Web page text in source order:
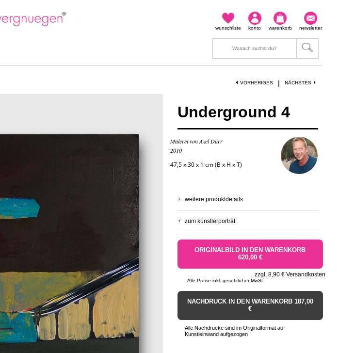
newsletter
warenkorb
konto
wunschliste
NÄCHSTES
|
VORHERIGES
Underground 4
Malerei von Axel Dürr
2010
47,5 x 30 x 1 cm (B x H x T)
+ weitere produktdetails
+ zum künstlerporträt
ORIGINALBILD IN DEN WARENKORB
620,00 €
zzgl. 8,90 € Versandkosten
Alle Preise inkl. gesetzlicher MwSt.
NACHDRUCK IN DEN WARENKORB 187,00
€
Alle Nachdrucke sind im Originalformat auf
Kunstleinwand aufgezogen